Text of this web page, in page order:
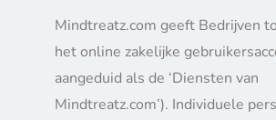
Mindtreatz.com geeft Bedrijven
het online zakelijke
aangeduid als de ‘Diensten van
Mindtreatz.com’). Individuele